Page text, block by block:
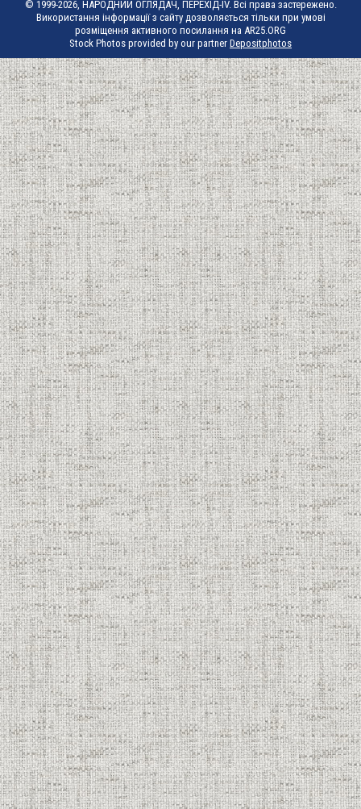
© 1999-2026, НАРОДНИЙ ОГЛЯДАЧ, ПЕРЕХІД-IV. Всі права застережено.
Використання інформації з сайту дозволяється тільки при умові
розміщення активного посилання на AR25.ORG
Stock Photos provided by our partner Depositphotos